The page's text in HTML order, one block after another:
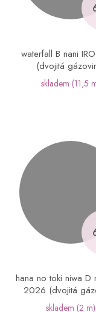
waterfall B nani
(dvojitá
skladem (11,5
hana no toki niwa D
2026 (dvojitá
skladem (2 m)